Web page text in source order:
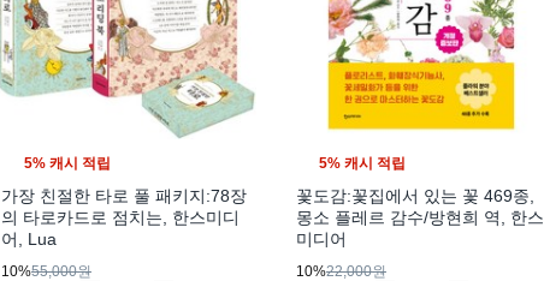
5% 캐시 적립
가장 친절한 타로 풀 패키지:78장
의 타로카드로 점치는, 한스미디
어, Lua
10%55,000원
5% 캐시 적립
꽃도감:꽃집에서 있는 꽃 469종,
몽소 플레르 감수/방현희 역, 한스
미디어
10%22,000원